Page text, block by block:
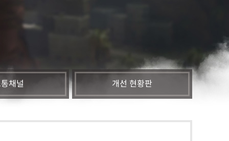
채널 개선 현황판